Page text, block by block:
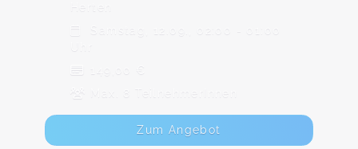
Herten
Samstag, 12.09., 02:00 - 01:00
149,00 €
Max. 8 TeilnehmerInnen
Zum Angebot